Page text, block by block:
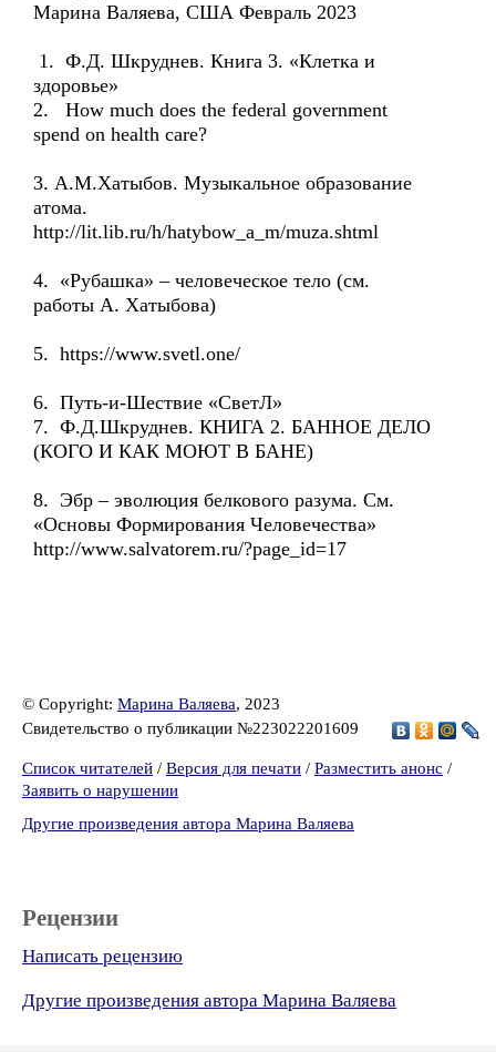
Марина Валяева, США Февраль 2023
1. Ф.Д. Шкруднев. Книга 3. «Клетка и
здоровье»
2. How much does the federal government
spend on health care?
3. А.М.Хатыбов. Музыкальное образование
атома.
http://lit.lib.ru/h/hatybow_a_m/muza.shtml
4. «Рубашка» – человеческое тело (см.
работы А. Хатыбова)
5. https://www.svetl.one/
6. Путь-и-Шествие «СветЛ»
7. Ф.Д.Шкруднев. КНИГА 2. БАННОЕ ДЕЛО
(КОГО И КАК МОЮТ В БАНЕ)
8. Эбр – эволюция белкового разума. См.
«Основы Формирования Человечества»
http://www.salvatorem.ru/?page_id=17
© Copyright: Марина Валяева, 2023
Свидетельство о публикации №223022201609
Список читателей / Версия для печати / Разместить анонс /
Заявить о нарушении
Другие произведения автора Марина Валяева
Рецензии
Написать рецензию
Другие произведения автора Марина Валяева